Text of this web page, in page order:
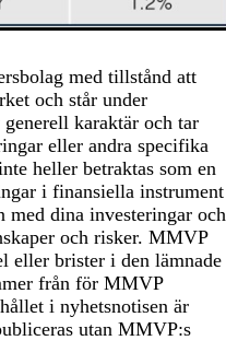
med tillstånd att
och står under
karaktär och tar
eller andra specifika
heller betraktas som en
i finansiella instrument
dina investeringar och
och risker. MMVP
eller brister i den lämnade
från för MMVP
i nyhetsnotisen är
utan MMVP:s